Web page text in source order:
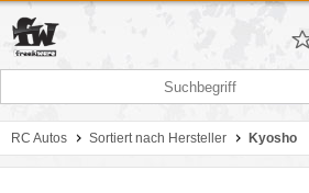
RC Autos Sortiert nach Hersteller Kyosho